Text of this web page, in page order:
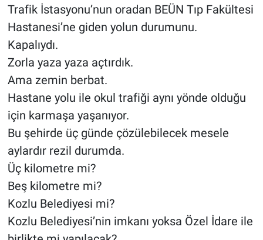
Trafik İstasyonu’nun oradan BEÜN Tıp Fakültesi
Hastanesi’ne giden yolun durumunu.
Kapalıydı.
Zorla yaza yaza açtırdık.
Ama zemin berbat.
Hastane yolu ile okul trafiği aynı yönde olduğu
için karmaşa yaşanıyor.
Bu şehirde üç günde çözülebilecek mesele
aylardır rezil durumda.
Üç kilometre mi?
Beş kilometre mi?
Kozlu Belediyesi mi?
Kozlu Belediyesi’nin imkanı yoksa Özel İdare ile